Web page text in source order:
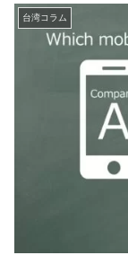
台湾コラム